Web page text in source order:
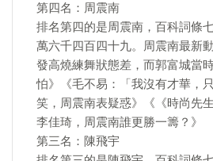
第四名：周震南
排名第四的是周震南，百科詞條
萬六千四百四十九。周震南最新
發高燒練舞狀態差，而郭富城當
怕》《毛不易：「我沒有才華，
笑，周震南表疑惑》《《時尚先
李佳琦，周震南誰更勝一籌？》
第三名：陳飛宇